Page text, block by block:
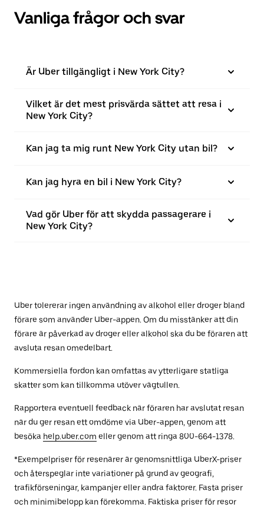
Vanliga frågor och svar
Är Uber tillgängligt i New York City?
Vilket är det mest prisvärda sättet att resa i
New York City?
Kan jag ta mig runt New York City utan bil?
Kan jag hyra en bil i New York City?
Vad gör Uber för att skydda passagerare i
New York City?
Uber tolererar ingen användning av alkohol eller droger bland
förare som använder Uber-appen. Om du misstänker att din
förare är påverkad av droger eller alkohol ska du be föraren att
avsluta resan omedelbart.
Kommersiella fordon kan omfattas av ytterligare statliga
skatter som kan tillkomma utöver vägtullen.
Rapportera eventuell feedback när föraren har avslutat resan
när du ger resan ett omdöme via Uber-appen, genom att
besöka help.uber.com eller genom att ringa 800-664-1378.
*Exempelpriser för resenärer är genomsnittliga UberX-priser
och återspeglar inte variationer på grund av geografi,
trafikförseningar, kampanjer eller andra faktorer. Fasta priser
och minimibelopp kan förekomma. Faktiska priser för resor